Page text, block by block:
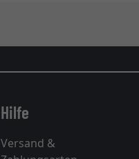
Hilfe
Versand &